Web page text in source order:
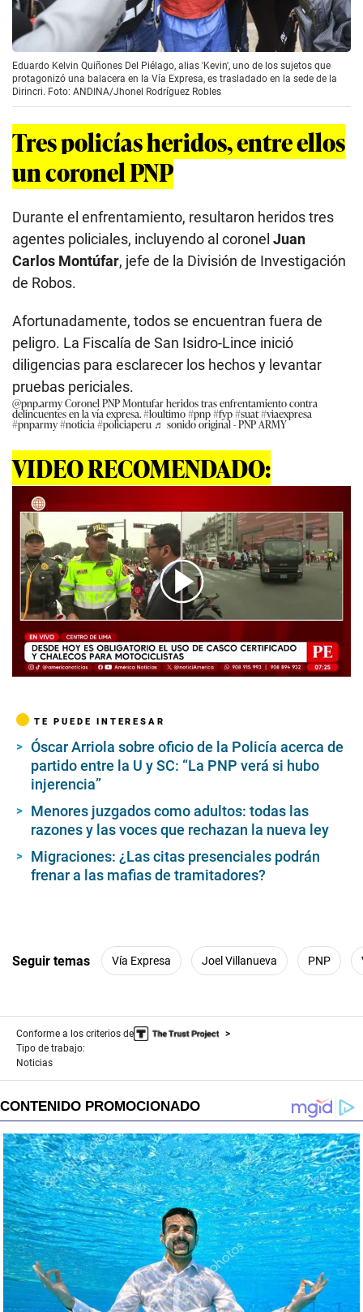
Eduardo Kelvin Quiñones Del Piélago, alias 'Kevin', uno de los sujetos que
protagonizó una balacera en la Vía Expresa, es trasladado en la sede de la
Dirincri. Foto: ANDINA/Jhonel Rodríguez Robles
Tres policías heridos, entre ellos
un coronel PNP
Durante el enfrentamiento, resultaron heridos tres
agentes policiales, incluyendo al coronel Juan
Carlos Montúfar, jefe de la División de Investigación
de Robos.
Afortunadamente, todos se encuentran fuera de
peligro. La Fiscalía de San Isidro-Lince inició
diligencias para esclarecer los hechos y levantar
pruebas periciales.
@pnp.armyCoronel PNP Montufar heridos tras enfrentamiento contra
delincuentes en la vía expresa.#loultimo#pnp#fyp#suat#viaexpresa
#pnparmy#noticia#policiaperu ♬ sonido original - PNP ARMY
VIDEO RECOMENDADO:
00:00/05:04
TE PUEDE INTERESAR
Óscar Arriola sobre oficio de la Policía acerca de
partido entre la U y SC: “La PNP verá si hubo
injerencia”
Menores juzgados como adultos: todas las
razones y las voces que rechazan la nueva ley
Migraciones: ¿Las citas presenciales podrán
frenar a las mafias de tramitadores?
Seguir temas Vía Expresa Joel Villanueva PNP
Conforme a los criterios de
Tipo de trabajo:
Noticias